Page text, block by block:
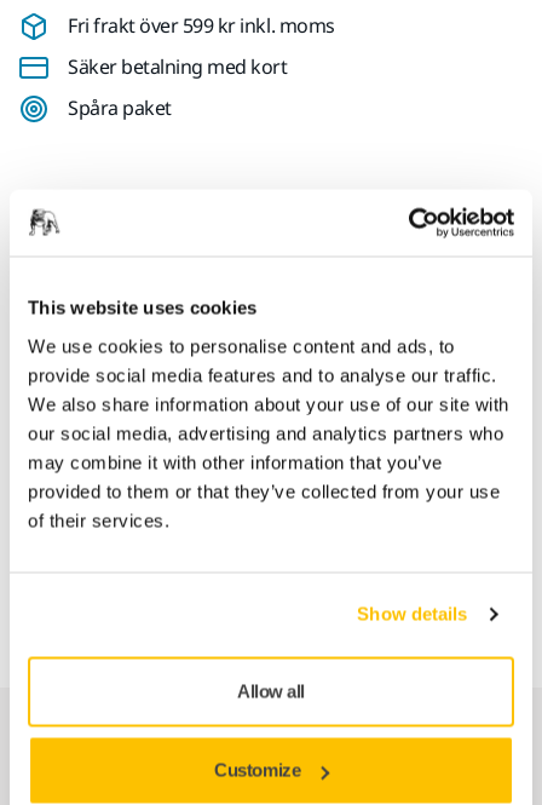
This website uses cookies
We use cookies to personalise content and ads, to
provide social media features and to analyse our traffic.
We also share information about your use of our site with
our social media, advertising and analytics partners who
may combine it with other information that you’ve
provided to them or that they’ve collected from your use
of their services.
Show details
Allow all
Customize
Fri frakt över 599 kr inkl. moms
Säker betalning med kort
Spåra paket
Nedladdningar
Mirkas oscillerande rondellpolermaskin med
tvåhandsfattning har allt du behöver för att utföra arbetet
snabbt och effektivt. Maskinerna har mängder av smarta
funktioner som exempelvis ergonomiskt handtag,
lättillgänglig hastighetskontroll och enastående
Reservdelar